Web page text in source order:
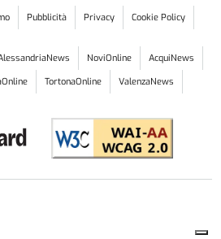
Pubblicità Privacy Cookie Policy
NoviOnline
AcquiNews
TortonaOnline ValenzaNews